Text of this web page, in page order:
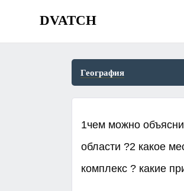
DVATCH
География
1чем можно
области ?2 какое
комплекс ? какие